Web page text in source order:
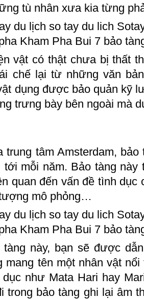
tù nhân xưa kia từng
vật có thật chưa bị thất
chế lại từ những văn
dụng được bảo quản kỹ
trưng bày bên ngoài mà
trung tâm Amsterdam,
tới mỗi năm. Bảo tàng
quan đến vấn đề tình
mô phỏng…
tàng này, bạn sẽ được
mang tên một nhân vật
như Mata Hari hay
trong bảo tàng ghi lại âm